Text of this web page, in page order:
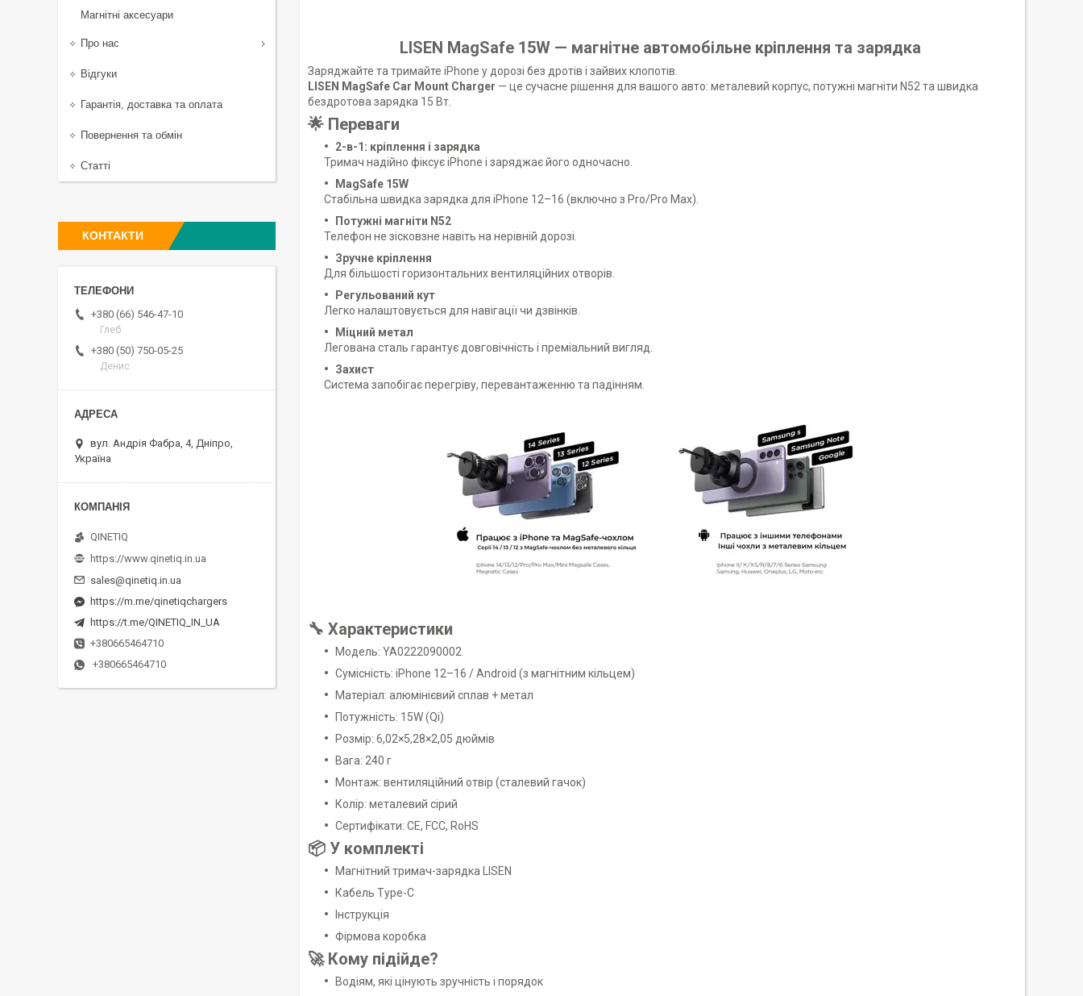
LISEN MagSafe 15W — магнітне автомобільне кріплення та зарядка
Заряджайте та тримайте iPhone у дорозі без дротів і зайвих клопотів.
LISEN MagSafe Car Mount Charger — це сучасне рішення для вашого авто: металевий корпус, потужні магніти N52 та швидка
бездротова зарядка 15 Вт.
🌟 Переваги
2-в-1: кріплення і зарядка
Тримач надійно фіксує iPhone і заряджає його одночасно.
MagSafe 15W
Стабільна швидка зарядка для iPhone 12–16 (включно з Pro/Pro Max).
Потужні магніти N52
Телефон не зісковзне навіть на нерівній дорозі.
Зручне кріплення
Для більшості горизонтальних вентиляційних отворів.
Регульований кут
Легко налаштовується для навігації чи дзвінків.
Міцний метал
Легована сталь гарантує довговічність і преміальний вигляд.
Захист
Система запобігає перегріву, перевантаженню та падінням.
🔧 Характеристики
Модель: YA0222090002
Сумісність: iPhone 12–16 / Android (з магнітним кільцем)
Матеріал: алюмінієвий сплав + метал
Потужність: 15W (Qi)
Розмір: 6,02×5,28×2,05 дюймів
Вага: 240 г
Монтаж: вентиляційний отвір (сталевий гачок)
Колір: металевий сірий
Сертифікати: CE, FCC, RoHS
📦 У комплекті
Магнітний тримач-зарядка LISEN
Кабель Type-C
Інструкція
Фірмова коробка
🚀 Кому підійде?
Водіям, які цінують зручність і порядок
Магнітні аксесуари
Про нас
Відгуки
Гарантія, доставка та оплата
Повернення та обмін
Статті
КОНТАКТИ
+380 (66) 546-47-10
Глеб
+380 (50) 750-05-25
Денис
вул. Андрія Фабра, 4, Дніпро,
Україна
QINETIQ
https://www.qinetiq.in.ua
sales@qinetiq.in.ua
https://m.me/qinetiqchargers
https://t.me/QINETIQ_IN_UA
+380665464710
+380665464710